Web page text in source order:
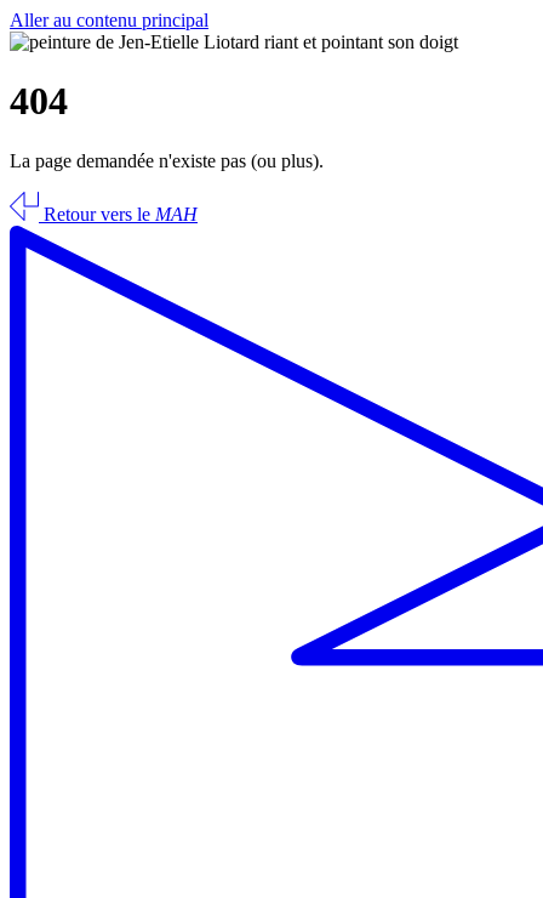
Aller au contenu principal
404
La page demandée n'existe pas (ou plus).
Retour vers le MAH